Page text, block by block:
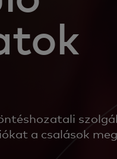
a csalások